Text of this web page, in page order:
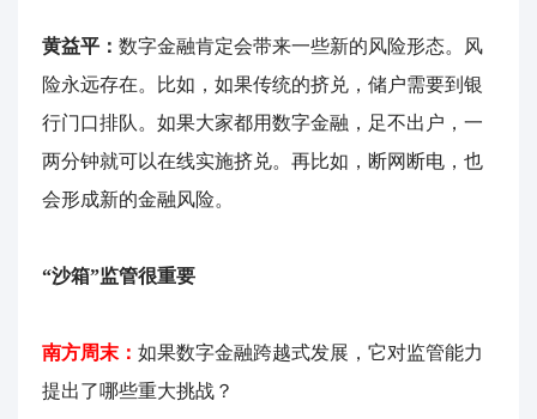
黄益平： 数字金融肯定会带来一些新的风险形态。风
险永远存在。比如，如果传统的挤兑，储户需要到银
行门口排队。如果大家都用数字金融，足不出户，一
两分钟就可以在线实施挤兑。再比如，断网断电，也
会形成新的金融风险。
“沙箱”监管很重要
南方周末： 如果数字金融跨越式发展，它对监管能力
提出了哪些重大挑战？